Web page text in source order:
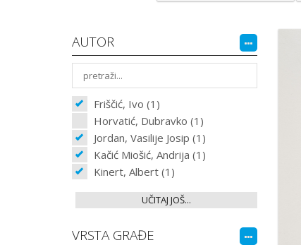
AUTOR
Friščić, Ivo (1)
Horvatić, Dubravko (1)
Jordan, Vasilije Josip (1)
Kačić Miošić, Andrija (1)
Kinert, Albert (1)
UČITAJ JOŠ...
VRSTA GRAĐE